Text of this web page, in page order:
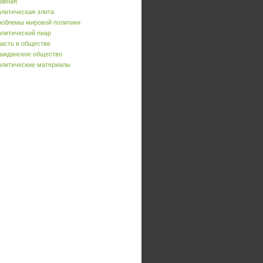
элита
мировой политики
пиар
в обществе
общество
материалы